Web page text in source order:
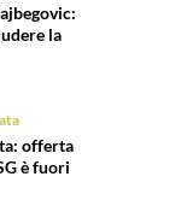
la
offerta
è fuori